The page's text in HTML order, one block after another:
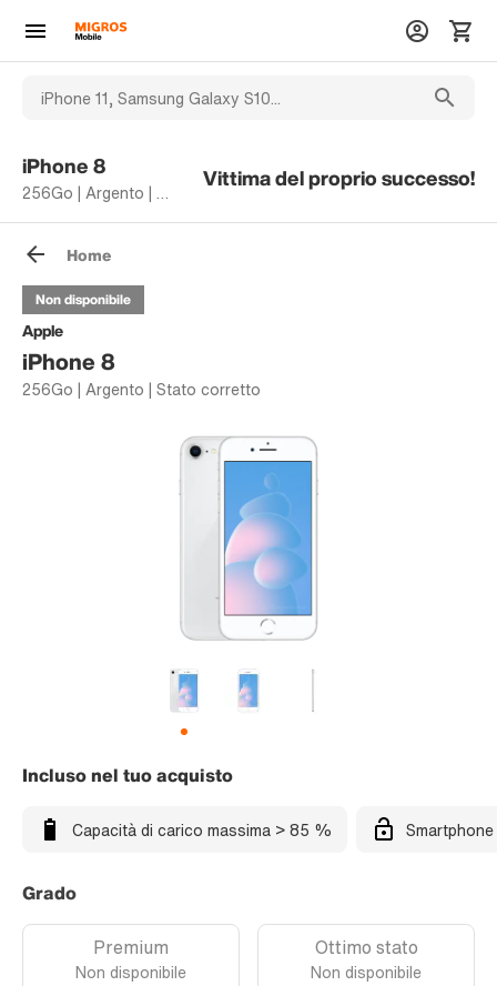
iPhone 8
256Go | Argento | Stato corretto
Vittima del proprio successo!
Home
Apple
iPhone 8
256Go | Argento | Stato corretto
Non disponibile
Incluso nel tuo acquisto
Capacità di carico massima > 85 %
Grado
Premium
Non disponibile
Ottimo stato
Non disponibile